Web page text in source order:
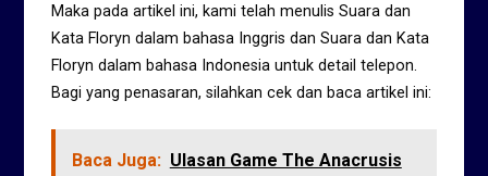
Maka pada artikel ini, kami telah menulis Suara dan
Kata Floryn dalam bahasa Inggris dan Suara dan Kata
Floryn dalam bahasa Indonesia untuk detail telepon.
Bagi yang penasaran, silahkan cek dan baca artikel ini:
Baca Juga: Ulasan Game The Anacrusis